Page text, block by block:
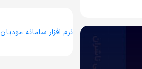
نرم افزار سامانه